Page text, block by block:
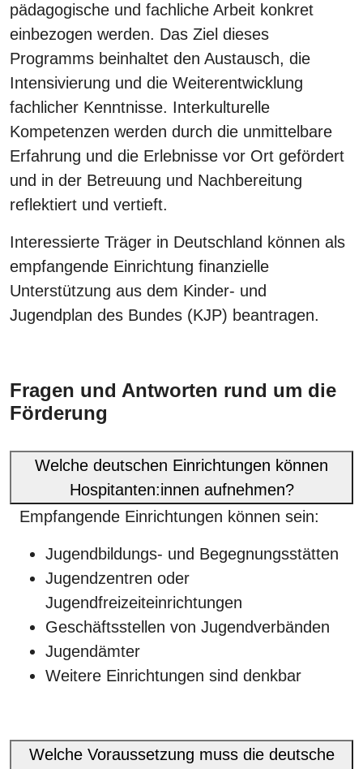
pädagogische und fachliche Arbeit konkret
einbezogen werden. Das Ziel dieses
Programms beinhaltet den Austausch, die
Intensivierung und die Weiterentwicklung
fachlicher Kenntnisse. Interkulturelle
Kompetenzen werden durch die unmittelbare
Erfahrung und die Erlebnisse vor Ort gefördert
und in der Betreuung und Nachbereitung
reflektiert und vertieft.
Interessierte Träger in Deutschland können als
empfangende Einrichtung finanzielle
Unterstützung aus dem Kinder- und
Jugendplan des Bundes (KJP) beantragen.
Fragen und Antworten rund um die
Förderung
Welche deutschen Einrichtungen können
Hospitanten:innen aufnehmen?
Empfangende Einrichtungen können sein:
Jugendbildungs- und Begegnungsstätten
Jugendzentren oder
Jugendfreizeiteinrichtungen
Geschäftsstellen von Jugendverbänden
Jugendämter
Weitere Einrichtungen sind denkbar
Welche Voraussetzung muss die deutsche